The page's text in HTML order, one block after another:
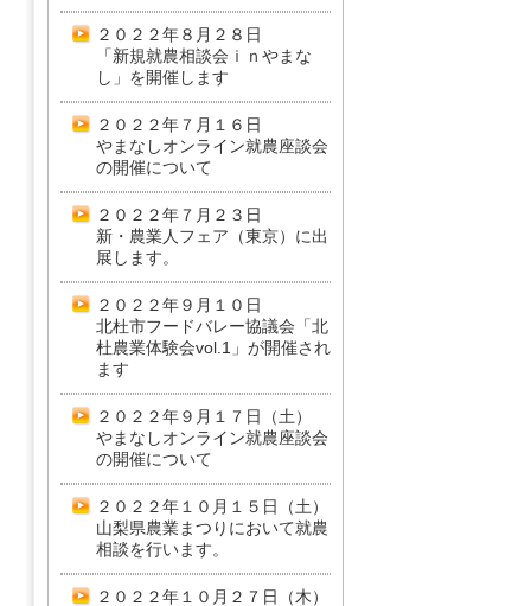
２０２２年８月２８日
「新規就農相談会ｉｎやまな
し」を開催します
２０２２年７月１６日
やまなしオンライン就農座談会
の開催について
２０２２年７月２３日
新・農業人フェア（東京）に出
展します。
２０２２年９月１０日
北杜市フードバレー協議会「北
杜農業体験会vol.1」が開催され
ます
２０２２年９月１７日（土）
やまなしオンライン就農座談会
の開催について
２０２２年１０月１５日（土）
山梨県農業まつりにおいて就農
相談を行います。
２０２２年１０月２７日（木）